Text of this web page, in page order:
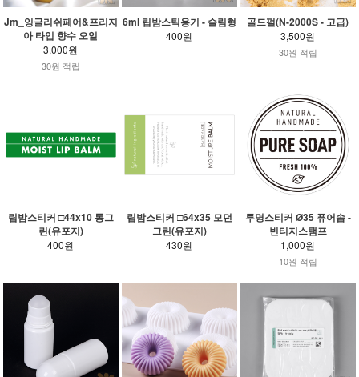
Jm_잉글리쉬페어&프리지
아 타입 향수 오일
3,000원
30원 적립
6ml 립밤스틱용기 - 슬림형
400원
골드펄(N-2000S - 고급)
3,500원
30원 적립
립밤스티커 □44x10 롱그
린(유포지)
400원
립밤스티커 □64x35 모던
그린(유포지)
430원
투명스티커 Ø35 퓨어솝 -
빈티지스탬프
1,000원
10원 적립